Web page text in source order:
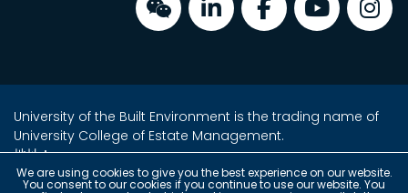
We are using cookies to give you the best experience on our website.
You consent to our cookies if you continue to use our website. You
University of the Built Environment is the trading name of
University College of Estate Management.
地址：
金鐘海富中心2座16樓2室